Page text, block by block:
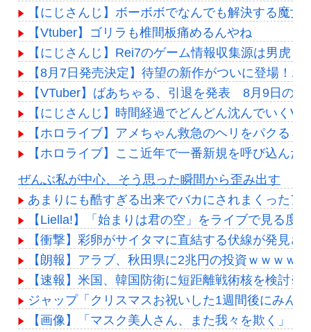
【にじさんじ】ボーボボでなんでも解決する魔女
【Vtuber】ゴリラも椎間板痛めるんやね
【にじさんじ】Rei7のゲーム情報収集源は男虎
【8月7日発売決定】待望の新作がついに登場！
【VTuber】ばあちゃる、引退を発表 8月9日の
【にじさんじ】時間経過でどんどん沈んでいく
【ホロライブ】アメちゃん救急のヘリをパクる→
【ホロライブ】ここ近年で一番新規を呼び込んだ
Powered by livedoor 相互RSS
ぜんぶ私が中心、そう思った瞬間から歪み出す
あまりにも酷すぎる出来でバカにされまくった
【Liella!】「始まりは君の空」をライブで見る度
【衝撃】彩卵がサイタマに直結する伏線が発見さ
【朗報】アラブ、秋田県に2兆円の投資ｗｗｗｗ
【速報】米国、韓国防衛に短距離戦術核を検討※
ジャップ「クリスマスお祝いした1週間後にみん
【画像】「マスク美人さん、また我々を欺く」